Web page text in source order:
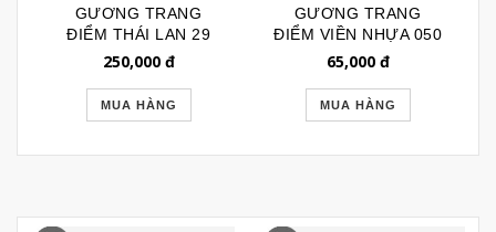
GƯƠNG TRANG
ĐIỂM THÁI LAN 29
250,000đ
MUA HÀNG
GƯƠNG TRANG
ĐIỂM VIỀN NHỰA 050
65,000đ
MUA HÀNG